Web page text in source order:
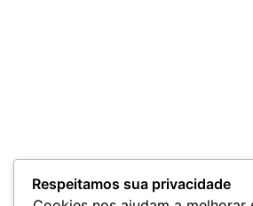
Respeitamos sua privacidade